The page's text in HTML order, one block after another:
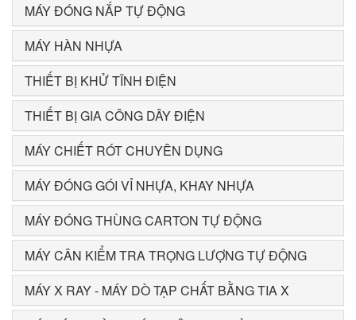
MÁY ĐÓNG NẮP TỰ ĐỘNG
MÁY HÀN NHỰA
THIẾT BỊ KHỬ TĨNH ĐIỆN
THIẾT BỊ GIA CÔNG DÂY ĐIỆN
MÁY CHIẾT RÓT CHUYÊN DỤNG
MÁY ĐÓNG GÓI VỈ NHỰA, KHAY NHỰA
MÁY ĐÓNG THÙNG CARTON TỰ ĐỘNG
MÁY CÂN KIỂM TRA TRỌNG LƯỢNG TỰ ĐỘNG
MÁY X RAY - MÁY DÒ TẠP CHẤT BẰNG TIA X